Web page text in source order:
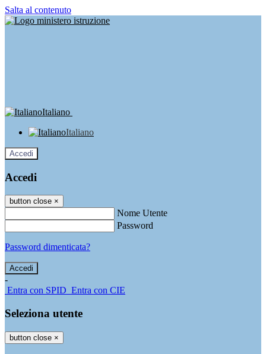
Salta al contenuto
Italiano
Italiano
Accedi
Accedi
button close ×
Nome Utente
Password
Password dimenticata?
-
Entra con SPID Entra con CIE
Seleziona utente
button close ×